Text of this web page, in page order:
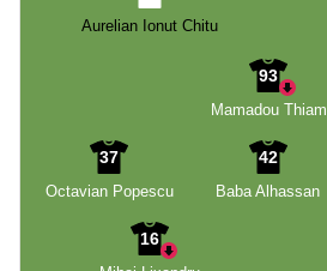
Aurelian Ionut Chitu
93
Mamadou Thiam
37
Octavian Popescu
42
Baba Alhassan
16